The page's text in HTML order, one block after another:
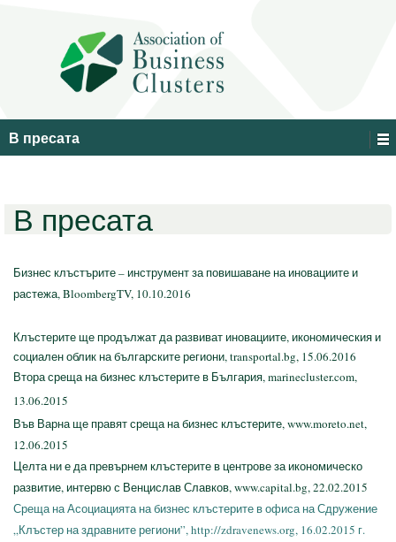
В пресата
В пресата
Бизнес клъстърите – инструмент за повишаване на иновациите и
растежа, BloombergTV, 10.10.2016
Клъстерите ще продължат да развиват иновациите, икономическия и
социален облик на българските региони, transportal.bg, 15.06.2016
Втора среща на бизнес клъстерите в България, marinecluster.com,
13.06.2015
Във Варна ще правят среща на бизнес клъстерите, www.moreto.net,
12.06.2015
Целта ни е да превърнем клъстерите в центрове за икономическо
развитие, интервю с Венцислав Славков, www.capital.bg, 22.02.2015
Среща на Асоциацията на бизнес клъстерите в офиса на Сдружение
„Клъстер на здравните региони”, http://zdravenews.org, 16.02.2015 г.